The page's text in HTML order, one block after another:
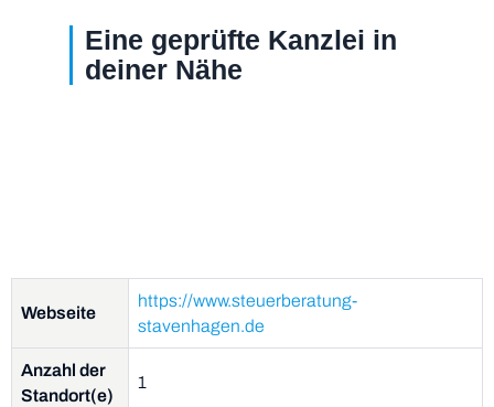
Eine geprüfte Kanzlei in
deiner Nähe
Webseite
https://www.steuerberatung-
stavenhagen.de
Anzahl der
Standort(e)
1